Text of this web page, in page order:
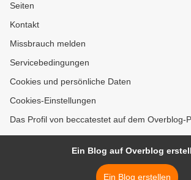
Seiten
Kontakt
Missbrauch melden
Servicebedingungen
Cookies und persönliche Daten
Cookies-Einstellungen
Das Profil von beccatestet auf dem Overblog-
Ein Blog auf Overblog
Ein Blog erstellen